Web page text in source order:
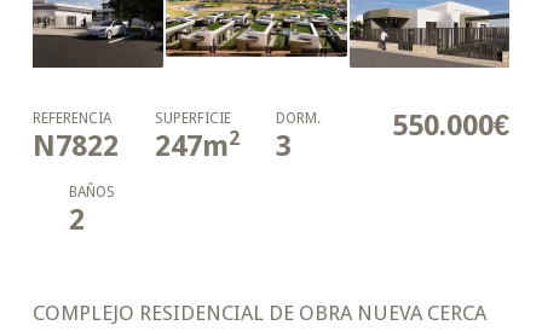
550.000€
REFERENCIA
N7822
SUPERFICIE
247m2
DORM.
3
BAÑOS
2
COMPLEJO RESIDENCIAL DE OBRA NUEVA CERCA